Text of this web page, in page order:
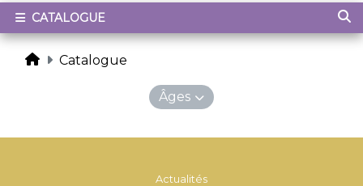
CATALOGUE
Catalogue
Âges
Actualités